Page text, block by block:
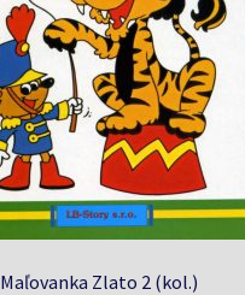
Maľovanka Zlato 2 (kol.)